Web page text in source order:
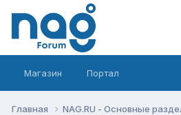
Магазин Портал
Главная NAG.RU - Основные